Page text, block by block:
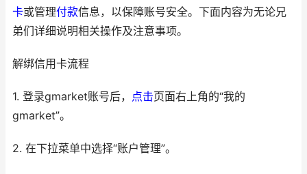
卡或管理付款信息，以保障账号安全。下面内容为无论兄
弟们详细说明相关操作及注意事项。
解绑信用卡流程
1. 登录gmarket账号后， 点击页面右上角的“我的
gmarket”。
2. 在下拉菜单中选择“账户管理”。